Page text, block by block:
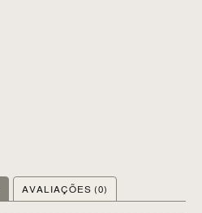
AVALIAÇÕES (0)